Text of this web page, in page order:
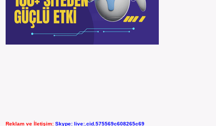
Reklam ve İletişim: Skype: live:.cid.575569c608265c69